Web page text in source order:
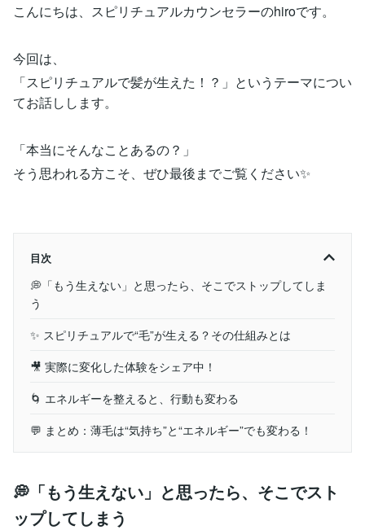
こんにちは、スピリチュアルカウンセラーのhiroです。
今回は、
「スピリチュアルで髪が生えた！？」というテーマについ
てお話しします。
「本当にそんなことあるの？」
そう思われる方こそ、ぜひ最後までご覧ください✨
目次
💭「もう生えない」と思ったら、そこでストップしてしま
う
✨ スピリチュアルで“毛”が生える？その仕組みとは
🎥 実際に変化した体験をシェア中！
🌀 エネルギーを整えると、行動も変わる
💬 まとめ：薄毛は“気持ち”と“エネルギー”でも変わる！
💭「もう生えない」と思ったら、そこでスト
ップしてしまう